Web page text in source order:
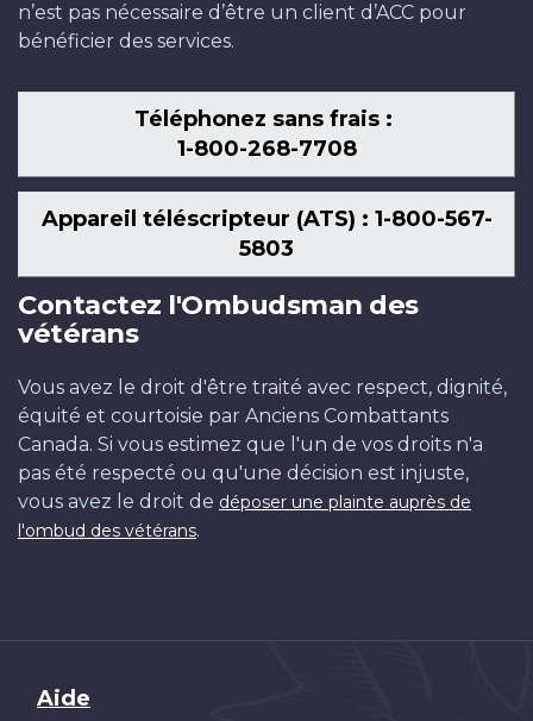
n’est pas nécessaire d’être un client d’ACC pour
bénéficier des services.
Téléphonez sans frais :
1-800-268-7708
Appareil téléscripteur (ATS) : 1-800-567-
5803
Contactez l'Ombudsman des
vétérans
Vous avez le droit d'être traité avec respect, dignité,
équité et courtoisie par Anciens Combattants
Canada. Si vous estimez que l'un de vos droits n'a
pas été respecté ou qu'une décision est injuste,
vous avez le droit de déposer une plainte auprès de
l'ombud des vétérans.
Brand
Aide